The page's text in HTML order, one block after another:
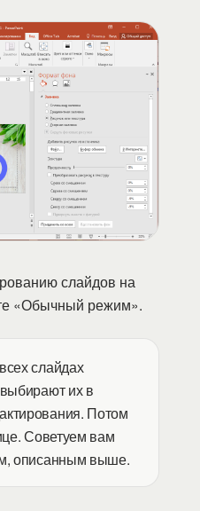
слайдов на
«Обычный режим».
слайдах
их в
Потом
Советуем вам
описанным выше.